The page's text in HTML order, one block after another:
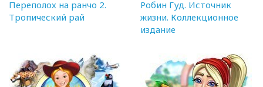
Переполох на ранчо 2.
Тропический рай
Робин Гуд. Источник
жизни. Коллекционное
издание